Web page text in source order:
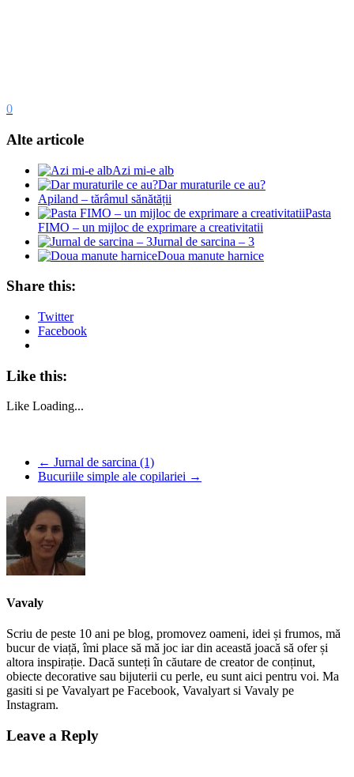
0
Alte articole
Azi mi-e alb
Dar muraturile ce au?
Apiland – tărâmul sănătății
Pasta
FIMO – un mijloc de exprimare a creativitatii
Jurnal de sarcina – 3
Doua manute harnice
Share this:
Twitter
Facebook
Like this:
Like Loading...
← Jurnal de sarcina (1)
Bucuriile simple ale copilariei →
Vavaly
Scriu de peste 10 ani pe blog, promovez oameni, idei și frumos, mă
bucur de viață, îmi place să mă joc iar din această joacă să ofer și
altora inspirație. Dacă sunteți în căutare de creator de conținut,
obiecte decorative sau bijuterii cu perle, eu sunt aici pentru voi. Ma
gasiti si pe Vavalyart pe Facebook, Vavalyart si Vavaly pe
Instagram.
Leave a Reply